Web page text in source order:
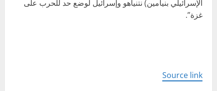
الإسرائيلي بنيامين) نتنياهو وإسرائيل لوضع حد للحرب على
غزة”.
Source link